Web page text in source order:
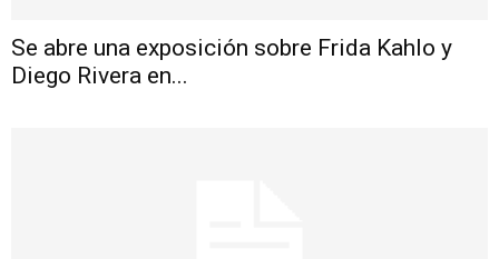
Se abre una exposición sobre Frida Kahlo y
Diego Rivera en...